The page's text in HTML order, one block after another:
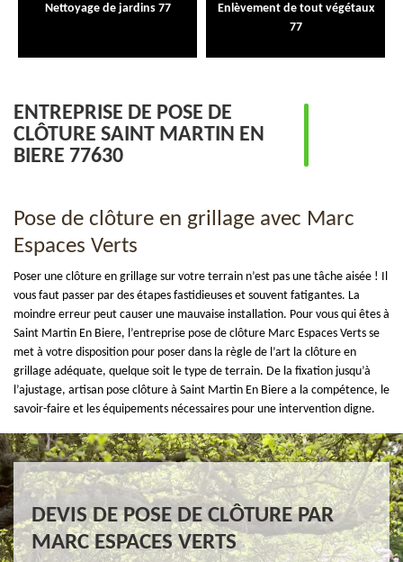
Nettoyage de jardins 77
Enlèvement de tout végétaux
77
ENTREPRISE DE POSE DE
CLÔTURE SAINT MARTIN EN
BIERE 77630
Pose de clôture en grillage avec Marc
Espaces Verts
Poser une clôture en grillage sur votre terrain n’est pas une tâche aisée ! Il
vous faut passer par des étapes fastidieuses et souvent fatigantes. La
moindre erreur peut causer une mauvaise installation. Pour vous qui êtes à
Saint Martin En Biere, l’entreprise pose de clôture Marc Espaces Verts se
met à votre disposition pour poser dans la règle de l’art la clôture en
grillage adéquate, quelque soit le type de terrain. De la fixation jusqu’à
l’ajustage, artisan pose clôture à Saint Martin En Biere a la compétence, le
savoir-faire et les équipements nécessaires pour une intervention digne.
DEVIS DE POSE DE CLÔTURE PAR
MARC ESPACES VERTS